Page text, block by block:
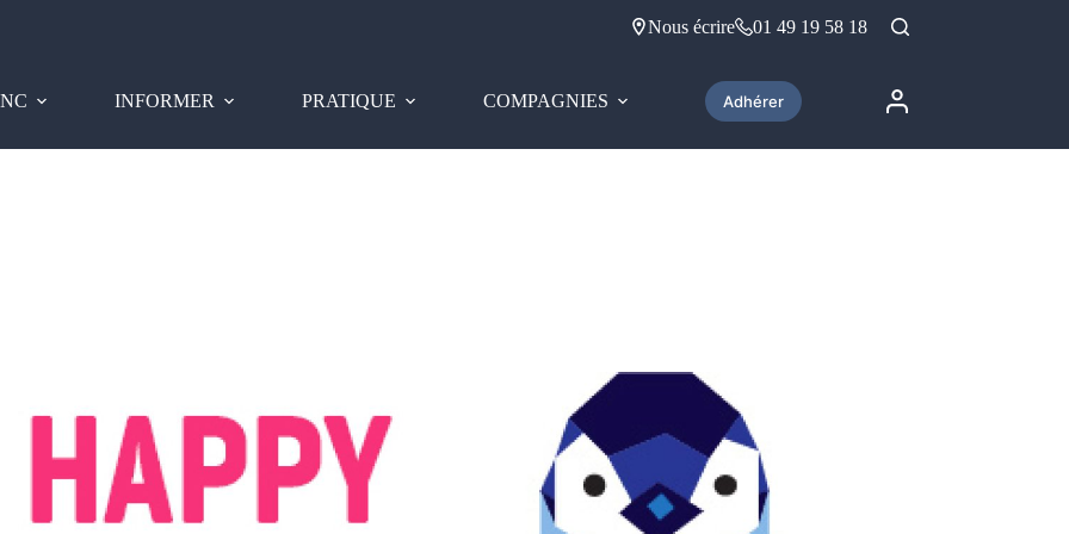
Nous écrire 01 49 19 58 18
INFORMER PRATIQUE COMPAGNIES Adhérer